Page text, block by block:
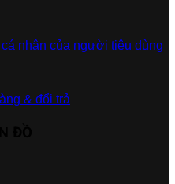
nhân của người tiêu dùng
& đổi trả